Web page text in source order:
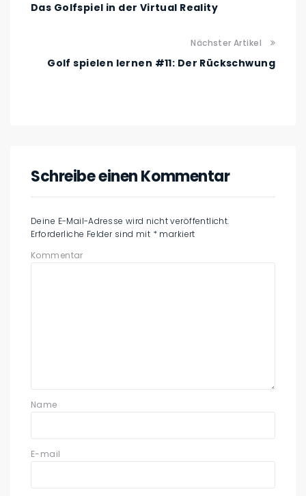
Das Golfspiel in der Virtual Reality
Nächster Artikel
Golf spielen lernen #11: Der Rückschwung
Schreibe einen Kommentar
Deine E-Mail-Adresse wird nicht veröffentlicht.
Erforderliche Felder sind mit * markiert
Kommentar
Name
E-mail